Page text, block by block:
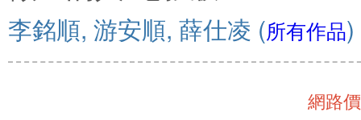
李銘順, 游安順, 薛仕凌 (所有作品)
網路